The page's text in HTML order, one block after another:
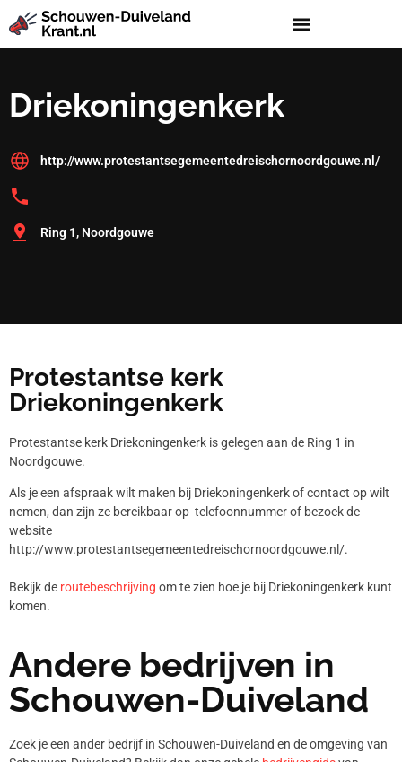
Driekoningenkerk
http://www.protestantsegemeentedreischornoordgouwe.nl/
Ring 1, Noordgouwe
Protestantse kerk
Driekoningenkerk
Protestantse kerk Driekoningenkerk is gelegen aan de Ring 1 in
Noordgouwe.
Als je een afspraak wilt maken bij Driekoningenkerk of contact op wilt
nemen, dan zijn ze bereikbaar op telefoonnummerof bezoek de
website
http://www.protestantsegemeentedreischornoordgouwe.nl/.
Bekijk de routebeschrijving om te zien hoe je bij Driekoningenkerk kunt
komen.
Andere bedrijven in
Schouwen-Duiveland
Zoek je een ander bedrijf in Schouwen-Duiveland en de omgeving van